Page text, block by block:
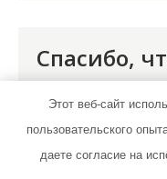
Спасибо,
Этот веб-сайт
пользовательского
даете согласие на